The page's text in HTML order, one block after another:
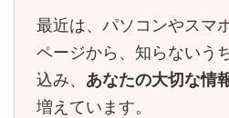
最近は、パソコンやスマ
ページから、知らないう
込み、 あなたの大切な情
増えています。